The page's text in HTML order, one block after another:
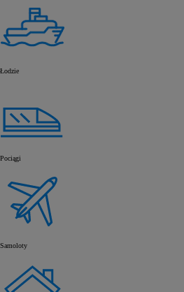
Od
105 300 zł
Łodzie
Pociągi
Samoloty